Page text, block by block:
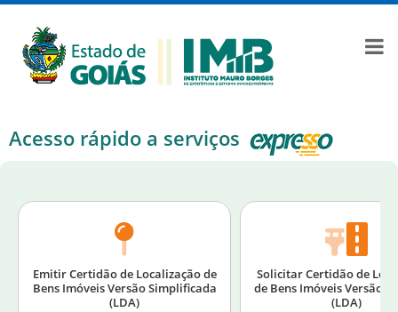
Acesso rápido a serviços
Emitir Certidão de Localização de
Bens Imóveis Versão Simplificada
(LDA)
Solicitar Certidão de
de Bens Imóveis Versão
(LDA)